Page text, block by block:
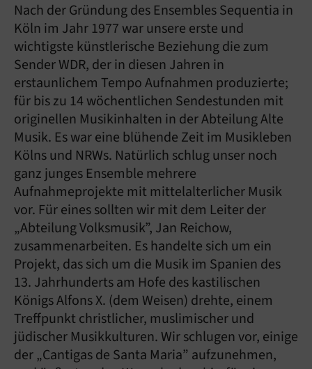
Nach der Gründung des Ensembles Sequentia in
Köln im Jahr 1977 war unsere erste und
wichtigste künstlerische Beziehung die zum
Sender WDR, der in diesen Jahren in
erstaunlichem Tempo Aufnahmen produzierte;
für bis zu 14 wöchentlichen Sendestunden mit
originellen Musikinhalten in der Abteilung Alte
Musik. Es war eine blühende Zeit im Musikleben
Kölns und NRWs. Natürlich schlug unser noch
ganz junges Ensemble mehrere
Aufnahmeprojekte mit mittelalterlicher Musik
vor. Für eines sollten wir mit dem Leiter der
„Abteilung Volksmusik”, Jan Reichow,
zusammenarbeiten. Es handelte sich um ein
Projekt, das sich um die Musik im Spanien des
13. Jahrhunderts am Hofe des kastilischen
Königs Alfons X. (dem Weisen) drehte, einem
Treffpunkt christlicher, muslimischer und
jüdischer Musikkulturen. Wir schlugen vor, einige
der „Cantigas de Santa Maria” aufzunehmen,